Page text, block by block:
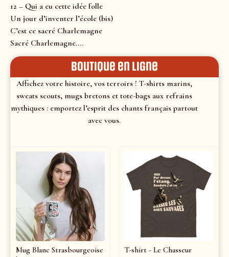
12 – Qui a eu cette idée folle
Un jour d’inventer l’école (bis)
C’est ce sacré Charlemagne
Sacré Charlemagne….
Boutique en ligne
Affichez votre histoire, vos terroirs ! T-shirts marins,
sweats scouts, mugs bretons et tote-bags aux refrains
mythiques : emportez l’esprit des chants français partout
avec vous.
Mug Blanc Strasbourgeoise
T-shirt - Le Chasseur